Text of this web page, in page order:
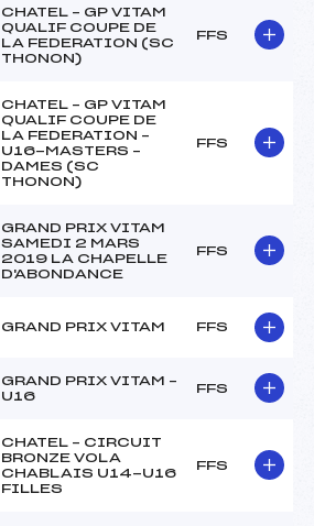
CHATEL – GP VITAM
QUALIF COUPE DE
LA FEDERATION (SC
THONON)
FFS
CHATEL – GP VITAM
QUALIF COUPE DE
LA FEDERATION –
U16-MASTERS –
DAMES (SC
THONON)
FFS
GRAND PRIX VITAM
SAMEDI 2 MARS
2019 LA CHAPELLE
D'ABONDANCE
FFS
GRAND PRIX VITAM FFS
GRAND PRIX VITAM –
U16
FFS
CHATEL – CIRCUIT
BRONZE VOLA
CHABLAIS U14-U16
FILLES
FFS